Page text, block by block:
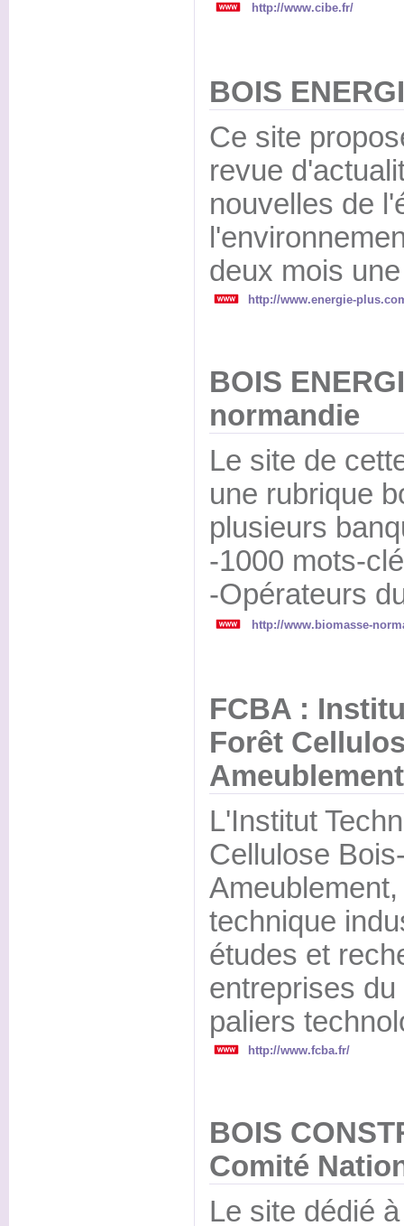
http://www.cibe.fr/
BOIS
Ce site
revue
nouvelles de
deux mois
http://www.energie-
BOIS
normandie
Le site de
une rubrique
plusieurs
-1000 mots-
-Opérateurs
http://www.biomasse-
FCBA :
Forêt
Ameublement
L'Institut
Cellulose
technique
études et
entreprises
paliers
http://www.fcba.fr/
BOIS
Comité
Le site dédié